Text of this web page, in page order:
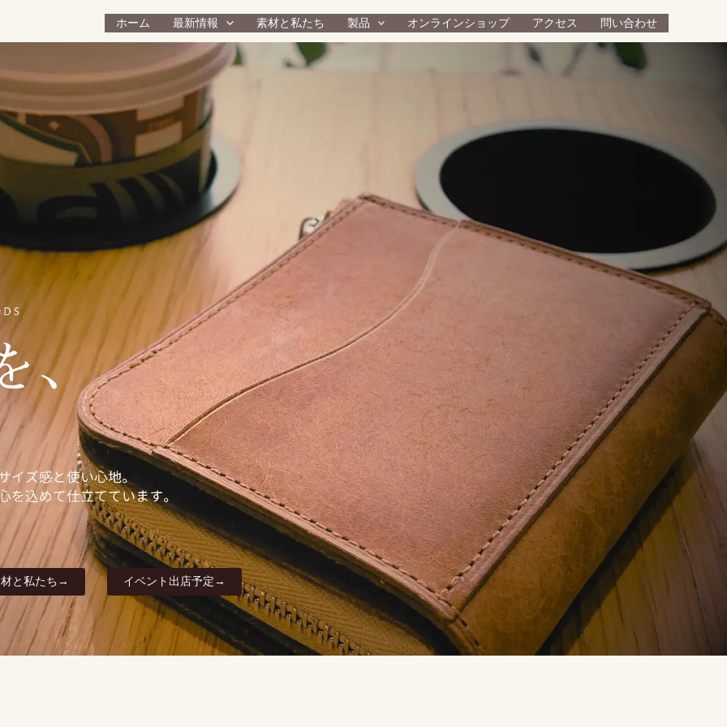
ホーム 最新情報 素材と私たち 製品 オンラインショップ アクセス 問い合わせ
と私たち→ イベント出店予定→